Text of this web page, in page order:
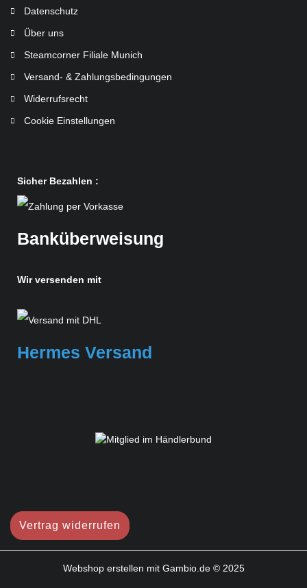
Datenschutz
Über uns
Steamcorner Filiale Munich
Versand- & Zahlungsbedingungen
Widerrufsrecht
Cookie Einstellungen
Sicher Bezahlen :
Banküberweisung
Wir versenden mit
Hermes Versand
Vertrag widerrufen
Webshop erstellen mit Gambio.de © 2025